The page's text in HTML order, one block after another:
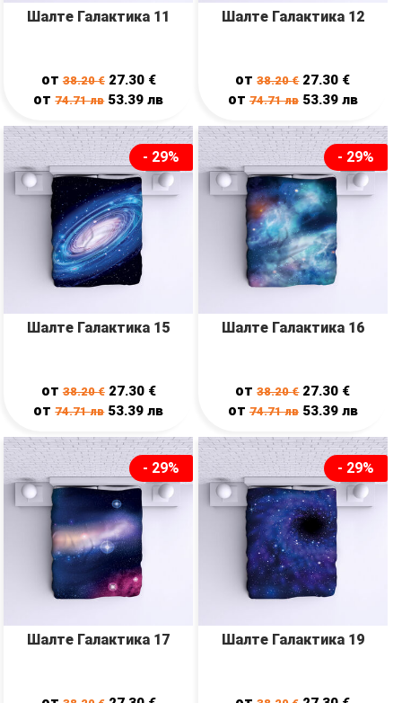
Шалте Галактика 11
от38.20€ 27.30 €
от74.71лв 53.39лв
Шалте Галактика 12
от38.20€ 27.30 €
от 74.71лв 53.39 лв
- 29%
Шалте Галактика 15
от38.20€ 27.30 €
от74.71лв 53.39лв
- 29%
Шалте Галактика 16
от38.20€ 27.30 €
от 74.71лв 53.39 лв
- 29%
Шалте Галактика 17
- 29%
Шалте Галактика 19